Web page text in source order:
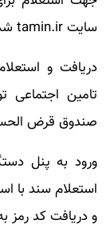
سایت tamin.ir شده و مراحل زیر را طی کنید:
دریافت و
تامین اجتماعی
صندوق قرض
ورود به پنل
استعلام سند با
و دریافت کد رمز